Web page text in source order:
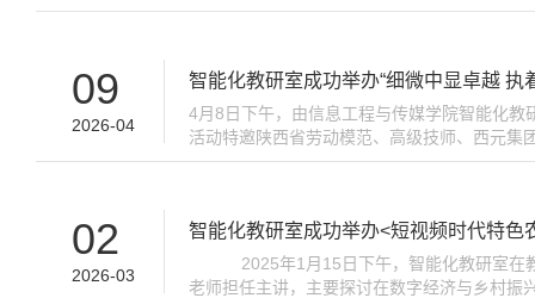
专业教师到场观摩交流。 本次系列公开课紧
09
2026-04
智能化教研室成功举办“细微中显卓越 执
4月8日下午，由信息工程与传媒学院智能化教
活动特邀陕西省劳动模范、高级技师、西元
越 执着中见匠心》为题，深情讲述了自己从
02
2026-03
智能化教研室成功举办<短视频时代特色
2025年1月15日下午，智能化教研室在教
老师担任主讲，主要探讨在数字经济与乡村